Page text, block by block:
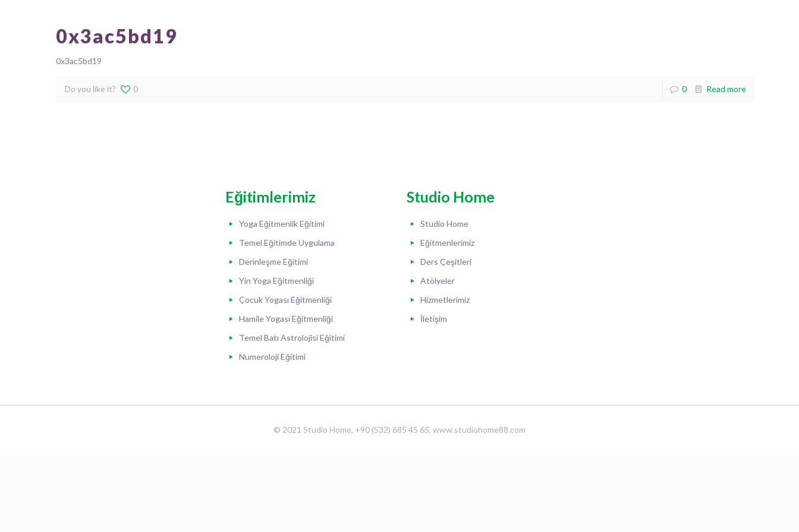
0x3ac5bd19
0x3ac5bd19
Do you like it? 0 0 Read more
Eğitimlerimiz
Yoga Eğitmenlik Eğitimi
Temel Eğitimde Uygulama
Derinleşme Eğitimi
Yin Yoga Eğitmenliği
Çocuk Yogası Eğitmenliği
Hamile Yogası Eğitmenliği
Temel Batı Astrolojisi Eğitimi
Numeroloji Eğitimi
Studio Home
Studio Home
Eğitmenlerimiz
Ders Çeşitleri
Atölyeler
Hizmetlerimiz
İletişim
© 2021 Studio Home, +90 (532) 685 45 65, www.studiohome88.com